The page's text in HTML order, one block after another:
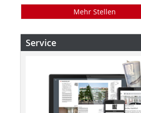
Mehr Stellen
Service